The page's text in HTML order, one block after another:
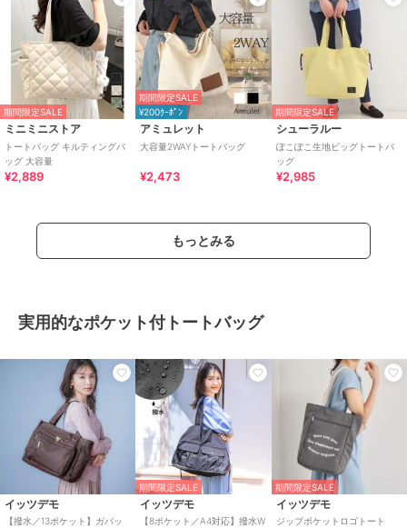
期間限定SALE
ミニミニストア
トートバッグ キルティングバ
ッグ 大容量
¥2,889
期間限定SALE
¥200ｸｰﾎﾟﾝ
アミュレット
大容量2WAYトートバッグ
¥2,473
期間限定SALE
シューラルー
ぽこぽこ生地ビッグトートバ
ッグ
¥2,985
もっとみる
実用的なポケット付トートバッグ
イッツデモ
【撥水／13ポケット】ガバッ
期間限定SALE
イッツデモ
【8ポケット／A4対応】撥水W
期間限定SALE
イッツデモ
ジップポケットロゴトート